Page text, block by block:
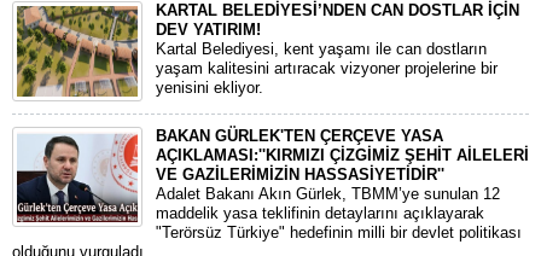
KARTAL BELEDİYESİ’NDEN CAN DOSTLAR İÇİN
DEV YATIRIM!
Kartal Belediyesi, kent yaşamı ile can dostların
yaşam kalitesini artıracak vizyoner projelerine bir
yenisini ekliyor.
BAKAN GÜRLEK'TEN ÇERÇEVE YASA
AÇIKLAMASI:''KIRMIZI ÇİZGİMİZ ŞEHİT AİLELERİ
VE GAZİLERİMİZİN HASSASİYETİDİR''
Adalet Bakanı Akın Gürlek, TBMM’ye sunulan 12
maddelik yasa teklifinin detaylarını açıklayarak
"Terörsüz Türkiye" hedefinin milli bir devlet politikası
olduğunu vurguladı.